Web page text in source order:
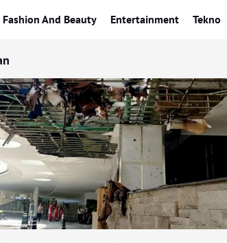
Fashion And Beauty Entertainment Tekno